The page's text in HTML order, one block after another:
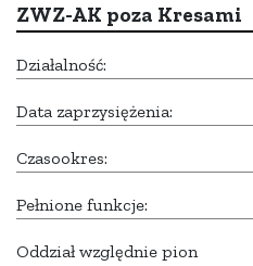
ZWZ-AK poza Kresami
Działalność:
Data zaprzysiężenia:
Czasookres:
Pełnione funkcje:
Oddział względnie pion